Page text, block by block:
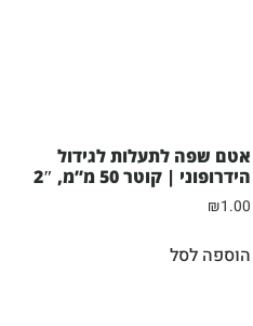
אטם שפה לתעלות לגידול
הידרופוני | קוטר 50 מ”מ, 2″
₪1.00
הוספה לסל